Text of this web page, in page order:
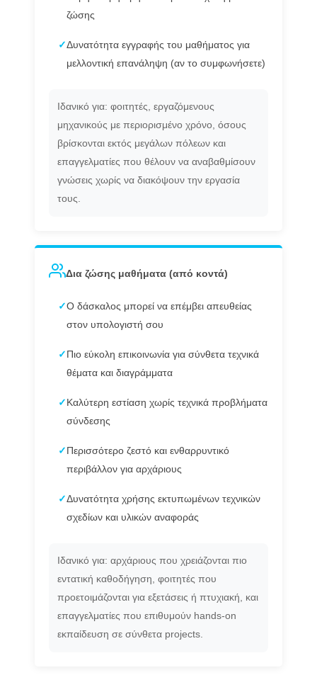
ζώσης
✓Δυνατότητα εγγραφής του μαθήματος για
μελλοντική επανάληψη (αν το συμφωνήσετε)
Ιδανικό για: φοιτητές, εργαζόμενους
μηχανικούς με περιορισμένο χρόνο, όσους
βρίσκονται εκτός μεγάλων πόλεων και
επαγγελματίες που θέλουν να αναβαθμίσουν
γνώσεις χωρίς να διακόψουν την εργασία
τους.
Δια ζώσης μαθήματα (από κοντά)
✓Ο δάσκαλος μπορεί να επέμβει απευθείας
στον υπολογιστή σου
✓ Πιο εύκολη επικοινωνία για σύνθετα τεχνικά
θέματα και διαγράμματα
✓ Καλύτερη εστίαση χωρίς τεχνικά προβλήματα
σύνδεσης
✓ Περισσότερο ζεστό και ενθαρρυντικό
περιβάλλον για αρχάριους
✓Δυνατότητα χρήσης εκτυπωμένων τεχνικών
σχεδίων και υλικών αναφοράς
Ιδανικό για: αρχάριους που χρειάζονται πιο
εντατική καθοδήγηση, φοιτητές που
προετοιμάζονται για εξετάσεις ή πτυχιακή, και
επαγγελματίες που επιθυμούν hands-on
εκπαίδευση σε σύνθετα projects.